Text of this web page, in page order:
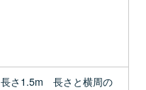
長さ1.5m 長さと横周の